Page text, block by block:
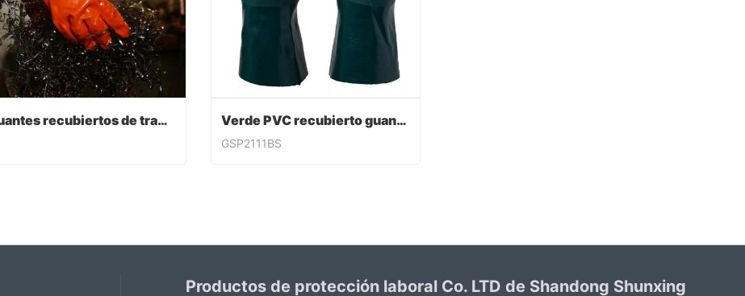
Guantes recubiertos de trabajo de PVC Verde PVC recubierto guantes acabado sandy
GSP2111BS
Productos de protección laboral Co. LTD de Shandong Shunxing